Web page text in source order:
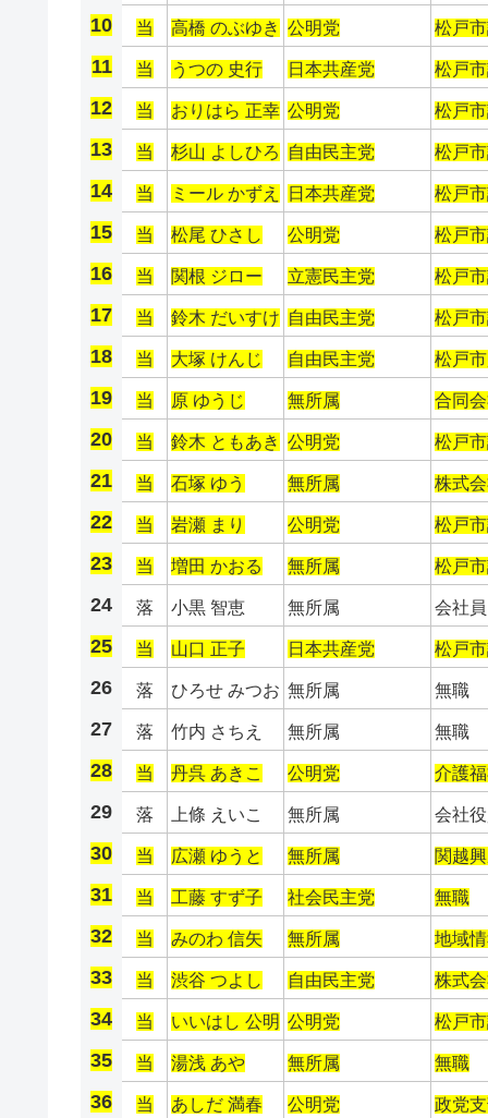
10 当 高橋 のぶゆき 公明党 松戸
11 当 うつの 史行 日本共産党 松戸
12 当 おりはら 正幸 公明党 松戸
13 当 杉山 よしひろ 自由民主党 松戸
14 当 ミール かずえ 日本共産党 松戸
15 当 松尾 ひさし 公明党 松戸
16 当 関根 ジロー 立憲民主党 松戸
17 当 鈴木 だいすけ 自由民主党 松戸
18 当 大塚 けんじ 自由民主党 松戸
19 当 原 ゆうじ 無所属 合同
20 当 鈴木 ともあき 公明党 松戸
21 当 石塚 ゆう 無所属 株式
22 当 岩瀬 まり 公明党 松戸
23 当 増田 かおる 無所属 松戸
24 落 小黒 智恵 無所属 会社員
25 当 山口 正子 日本共産党 松戸
26 落 ひろせ みつお 無所属 無職
27 落 竹内 さちえ 無所属 無職
28 当 丹呉 あきこ 公明党 介護
29 落 上條 えいこ 無所属 会社
30 当 広瀬 ゆうと 無所属 関越
31 当 工藤 すず子 社会民主党 無職
32 当 みのわ 信矢 無所属 地域
33 当 渋谷 つよし 自由民主党 株式
34 当 いいはし 公明 公明党 松戸
35 当 湯浅 あや 無所属 無職
36 当 あしだ 満春 公明党 政党